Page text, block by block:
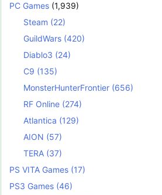
PC Games (1,939)
Steam (22)
GuildWars (420)
Diablo3 (24)
C9 (135)
MonsterHunterFrontier (656)
RF Online (274)
Atlantica (129)
AION (57)
TERA (37)
PS VITA Games (17)
PS3 Games (46)